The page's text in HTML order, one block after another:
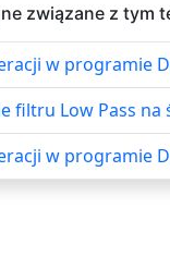
związane z tym
w programie
filtru Low Pass
w programie